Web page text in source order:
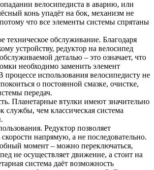
велосипедиста в аварию, или
конь упадёт на бок, механизм не
что все элементы системы спрятаны
техническое обслуживание. Благодаря
устройству, редуктор на велосипед
деталью – это означает, что
необходимо заменить элемент
процессе использования велосипедисту не
о постоянной смазке, очистке,
передач.
Планетарные втулки имеют значительно
службы, чем классическая система
Редуктор позволяет
напрямую, а не последовательно.
момент – можно переключаться,
не осуществляет движение, а стоит на
система даёт возможность